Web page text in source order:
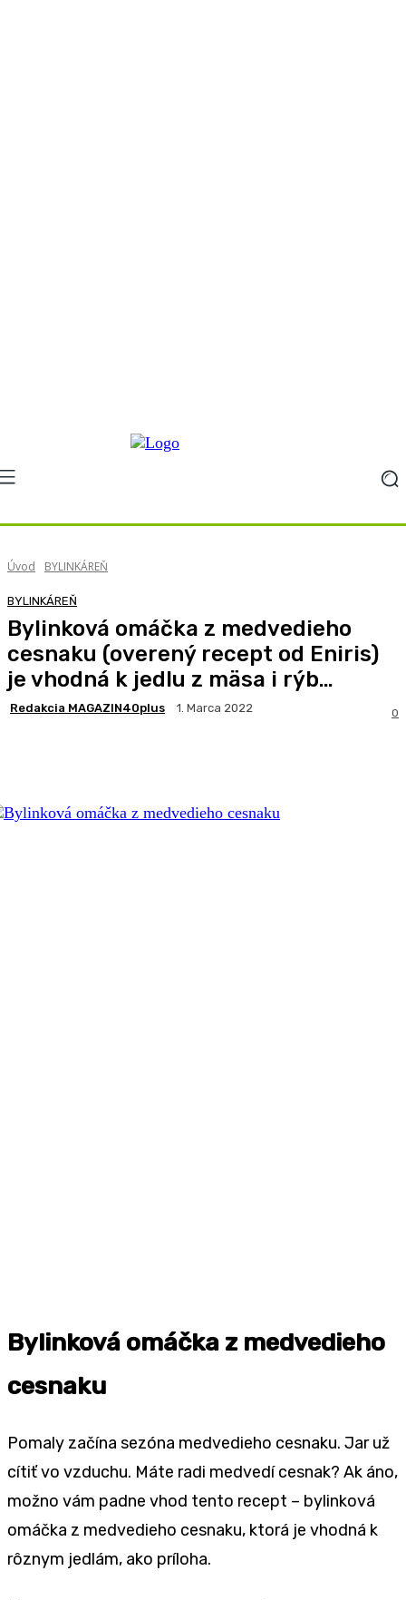
Úvod BYLINKÁREŇ
BYLINKÁREŇ
Bylinková omáčka z medvedieho
cesnaku (overený recept od Eniris)
je vhodná k jedlu z mäsa i rýb…
Redakcia MAGAZIN40plus 1. Marca 2022 0
Bylinková omáčka z medvedieho
cesnaku
Pomaly začína sezóna medvedieho cesnaku. Jar už
cítiť vo vzduchu. Máte radi medvedí cesnak? Ak áno,
možno vám padne vhod tento recept – bylinková
omáčka z medvedieho cesnaku, ktorá je vhodná k
rôznym jedlám, ako príloha.